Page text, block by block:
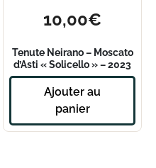
10,00€
Tenute Neirano – Moscato
d’Asti « Solicello » – 2023
Ajouter au
panier